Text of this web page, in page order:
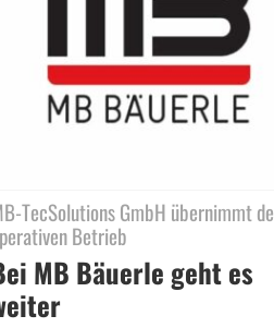
TecSolutions GmbH übernimmt
Betrieb
MB Bäuerle geht es